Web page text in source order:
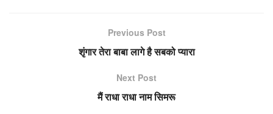
Previous Post
शृंगार तेरा बाबा लागे है सबको प्यारा
Next Post
मैं राधा राधा नाम सिमरू